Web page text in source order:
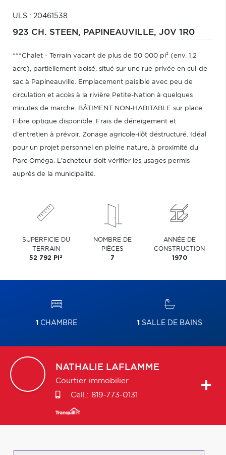
ULS : 20461538
923 CH. STEEN, PAPINEAUVILLE, J0V 1R0
***Chalet - Terrain vacant de plus de 50 000 pi² (env. 1,2
acre), partiellement boisé, situé sur une rue privée en cul-de-
sac à Papineauville. Emplacement paisible avec peu de
circulation et accès à la rivière Petite-Nation à quelques
minutes de marche. BÂTIMENT NON-HABITABLE sur place.
Fibre optique disponible. Frais de déneigement et
d'entretien à prévoir. Zonage agricole-ilôt déstructuré. Idéal
pour un projet personnel en pleine nature, à proximité du
Parc Oméga. L'acheteur doit vérifier les usages permis
auprès de la municipalité.
SUPERFICIE DU
TERRAIN
52 792 PI 2
NOMBRE DE
PIÈCES
7
ANNÉE DE
CONSTRUCTION
1970
1 CHAMBRE 1 SALLE DE BAINS
NATHALIE LAFLAMME
Courtier immobilier
Cell.: 819-773-0131